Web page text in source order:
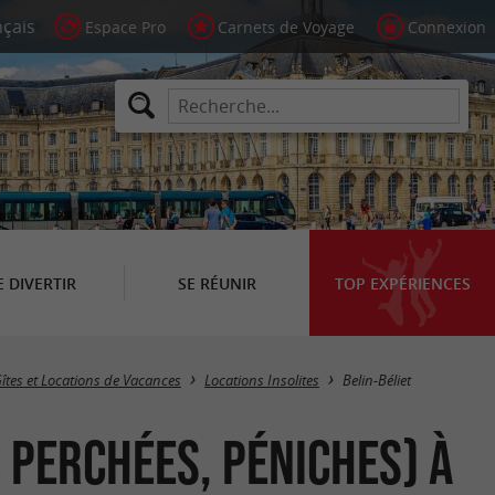
Espace Pro Carnets de Voyage Connexion
DIVERTIR SE RÉUNIR TOP EXPÉRIENCES
Masquer la carte
et Locations de Vacances Locations Insolites Belin-Béliet
Péniches) à